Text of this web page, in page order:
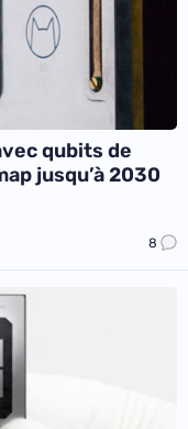
qubits de
jusqu’à 2030
8